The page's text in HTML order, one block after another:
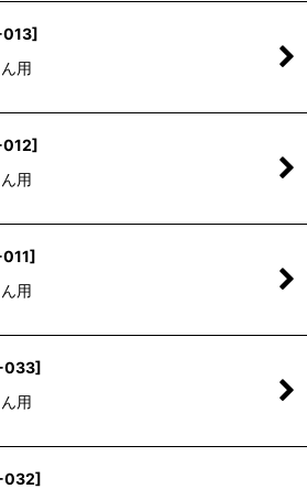
]
用
]
用
]
用
033]
用
032]